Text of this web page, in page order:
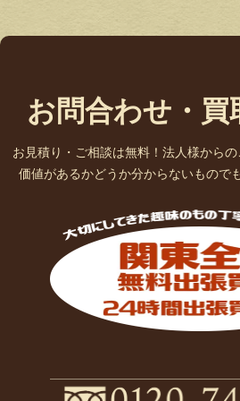
お問合わせ・買
お見積り・ご相談は無料！法人様からの
価値があるかどうか分からないもので